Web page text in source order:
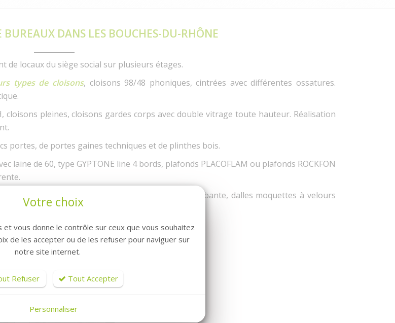
DANS LES BOUCHES-DU-RHÔNE
de locaux du siège social sur plusieurs étages.
types de cloisons, cloisons 98/48 phoniques, cintrées avec différentes ossatures.
cloisons pleines, cloisons gardes corps avec double vitrage toute hauteur. Réalisation
portes, de portes gaines techniques et de plinthes bois.
laine de 60, type GYPTONE line 4 bords, plafonds PLACOFLAM ou plafonds ROCKFON
des sols souples
en PVC type lame plombante, dalles moquettes à velours
bois.
Votre choix
et vous donne le contrôle sur ceux que vous souhaitez
de les accepter ou de les refuser pour naviguer sur
notre site internet.
Refuser Tout Accepter
Personnaliser